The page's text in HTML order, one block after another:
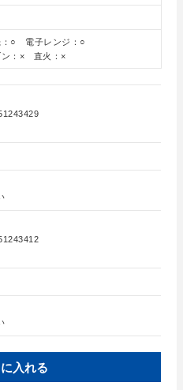
：○ 電子レンジ：○
ン：× 直火：×
入れる